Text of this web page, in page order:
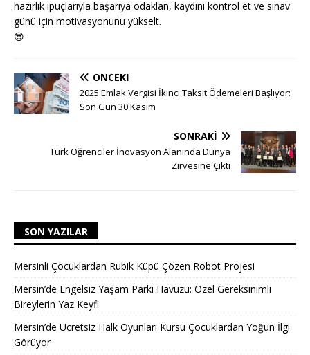
hazırlık ipuçlarıyla başarıya odaklan, kaydını kontrol et ve sınav
günü için motivasyonunu yükselt.
😎
ÖNCEKI
2025 Emlak Vergisi İkinci Taksit Ödemeleri Başlıyor:
Son Gün 30 Kasım
SONRAKI
Türk Öğrenciler İnovasyon Alanında Dünya
Zirvesine Çıktı
SON YAZILAR
Mersinli Çocuklardan Rubik Küpü Çözen Robot Projesi
Mersin’de Engelsiz Yaşam Parkı Havuzu: Özel Gereksinimli
Bireylerin Yaz Keyfi
Mersin’de Ücretsiz Halk Oyunları Kursu Çocuklardan Yoğun İlgi
Görüyor